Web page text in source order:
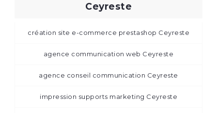
Ceyreste
création site e-commerce prestashop Ceyreste
agence communication web Ceyreste
agence conseil communication Ceyreste
impression supports marketing Ceyreste